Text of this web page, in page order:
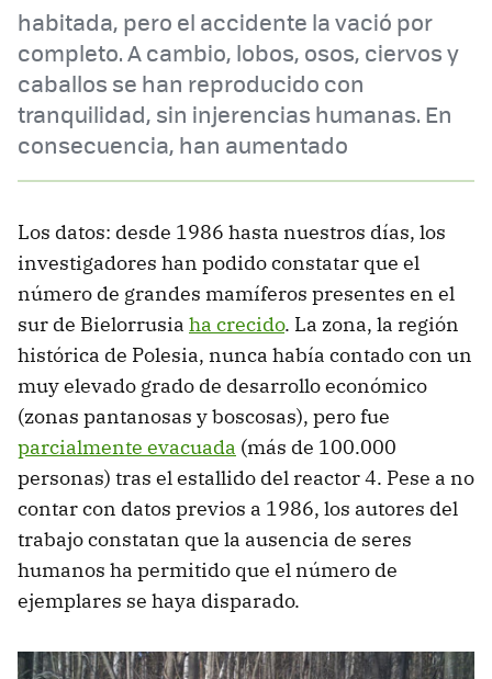
habitada, pero el accidente la vació por
completo. A cambio, lobos, osos, ciervos y
caballos se han reproducido con
tranquilidad, sin injerencias humanas. En
consecuencia, han aumentado
Los datos: desde 1986 hasta nuestros días, los
investigadores han podido constatar que el
número de grandes mamíferos presentes en el
sur de Bielorrusia ha crecido. La zona, la región
histórica de Polesia, nunca había contado con un
muy elevado grado de desarrollo económico
(zonas pantanosas y boscosas), pero fue
parcialmente evacuada (más de 100.000
personas) tras el estallido del reactor 4. Pese a no
contar con datos previos a 1986, los autores del
trabajo constatan que la ausencia de seres
humanos ha permitido que el número de
ejemplares se haya disparado.